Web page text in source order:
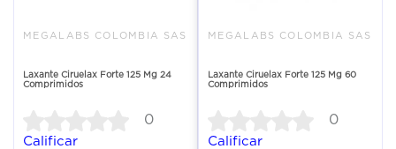
MEGALABS COLOMBIA SAS
Laxante Ciruelax Forte 125 Mg 24
Comprimidos
0
Calificar
MEGALABS COLOMBIA SAS
Laxante Ciruelax Forte 125 Mg 60
Comprimidos
0
Calificar